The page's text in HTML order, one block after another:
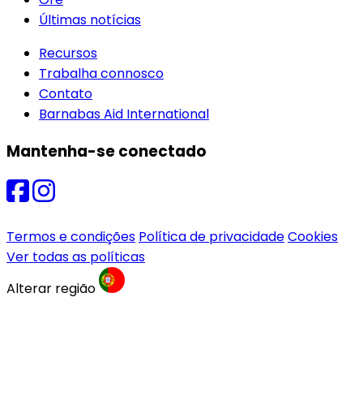
Últimas notícias
Recursos
Trabalha connosco
Contato
Barnabas Aid International
Mantenha-se conectado
Termos e condições Política de privacidadeCookies
Ver todas as políticas
Alterar região